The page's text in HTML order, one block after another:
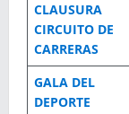
CLAUSURA
CIRCUITO DE
CARRERAS
GALA DEL
DEPORTE